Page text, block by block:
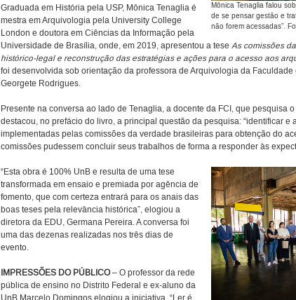
Mônica Tenaglia falou
de se pensar gestão e
não forem acessadas”.
Graduada em História pela USP, Mônica Tenaglia é
mestra em Arquivologia pela University College
London e doutora em Ciências da Informação pela
Universidade de Brasília, onde, em 2019, apresentou a tese As comissões
histórico-legal e reconstrução das estratégias e ações para o acesso aos
foi desenvolvida sob orientação da professora de Arquivologia da
Georgete Rodrigues.
Presente na conversa ao lado de Tenaglia, a docente da FCI, que pesquisa
destacou, no prefácio do livro, a principal questão da pesquisa: “identificar e
implementadas pelas comissões da verdade brasileiras para obtenção do
comissões pudessem concluir seus trabalhos de forma a responder às
“Esta obra é 100% UnB e resulta de uma tese
transformada em ensaio e premiada por agência de
fomento, que com certeza entrará para os anais das
boas teses pela relevância histórica”, elogiou a
diretora da EDU, Germana Pereira. A conversa foi
uma das dezenas realizadas nos três dias de
evento.
IMPRESSÕES DO PÚBLICO– O professor da rede
pública de ensino no Distrito Federal e ex-aluno da